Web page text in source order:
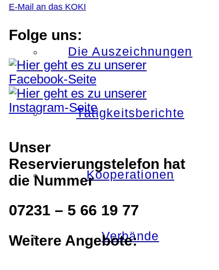
Die Auszeichnungen
Tätigkeitsberichte
Kooperationen
Verbände
E-Mail an das KOKI
Folge uns:
Unser
Reservierungstelefon hat
die Nummer
07231 – 5 66 19 77
Weitere Angebote: